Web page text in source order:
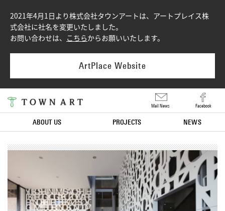
2021年4月1日より株式会社タウンアートは、アートプレイス株
式会社に社名を変更いたしました。
お問い合わせは、 こちらからお願いいたします。
ArtPlace Website
Mail News Facebook
ABOUT US PROJECTS NEWS